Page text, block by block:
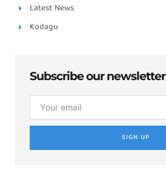
Latest News
Kodagu
Subscribe our newsletter
SIGN UP